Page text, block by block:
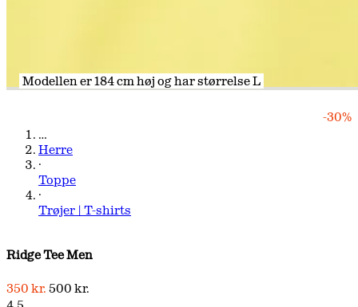
Modellen er 184 cm høj og har størrelse L
Modellen er 184 cm høj og har størrelse L
Modellen er 184 cm høj og har størrelse L
Modellen er 184 cm høj og har størrelse L
…
Herre
·
Toppe
·
Trøjer | T-shirts
-30%
Ridge Tee Men
350 kr. 500 kr.